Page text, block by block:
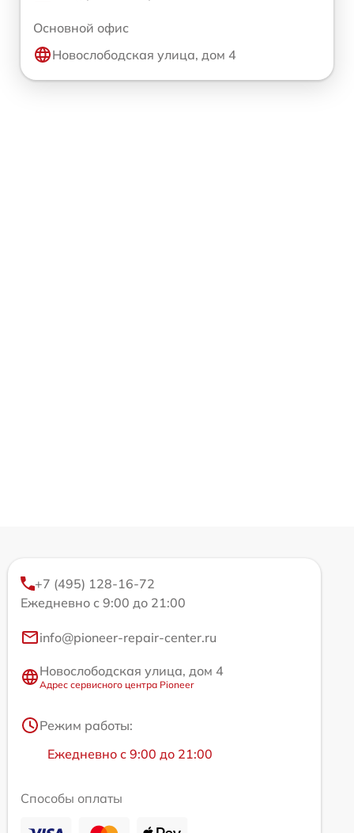
Основной офис
Новослободская улица, дом 4
+7 (495) 128-16-72
Ежедневно с 9:00 до 21:00
info@pioneer-repair-center.ru
Новослободская улица, дом 4
Адрес сервисного центра Pioneer
Режим работы:
Ежедневно с 9:00 до 21:00
Способы оплаты